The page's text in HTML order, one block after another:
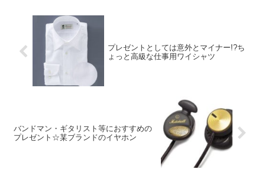
プレゼントとしては意外とマイナー!?ち
ょっと高級な仕事用ワイシャツ
バンドマン・ギタリスト等におすすめの
プレゼント☆某ブランドのイヤホン